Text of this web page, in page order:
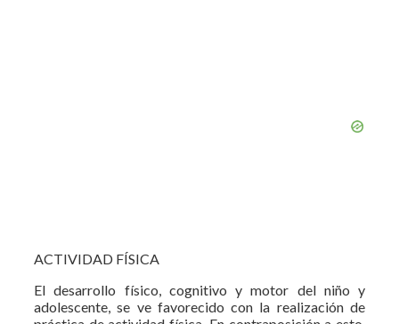
ACTIVIDAD FÍSICA
El desarrollo físico, cognitivo y motor del niño y
adolescente, se ve favorecido con la realización de